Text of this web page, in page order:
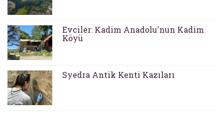
Evciler: Kadim Anadolu'nun Kadim
Köyü
Syedra Antik Kenti Kazıları